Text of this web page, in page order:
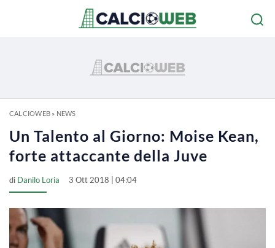
CALCIOWEB» NEWS
Un Talento al Giorno: Moise Kean,
forte attaccante della Juve
di Danilo Loria 3 Ott 2018 | 04:04